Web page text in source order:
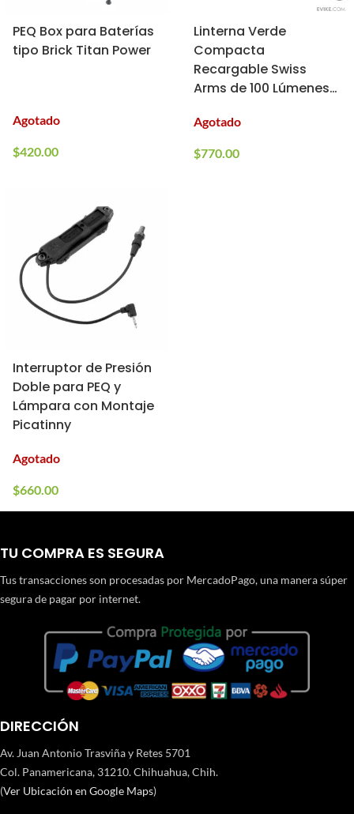
PEQ Box para Baterías
tipo Brick Titan Power
Agotado
$420.00
Linterna Verde
Compacta
Recargable Swiss
Arms de 100 Lúmenes
Agotado
$770.00
Interruptor de Presión
Doble para PEQ y
Lámpara con Montaje
Picatinny
Agotado
$660.00
TU COMPRA ES SEGURA
Tus transacciones son procesadas por MercadoPago, una manera súper
segura de pagar por internet.
DIRECCIÓN
Av. Juan Antonio Trasviña y Retes 5701
Col. Panamericana, 31210. Chihuahua, Chih.
(Ver Ubicación en Google Maps)